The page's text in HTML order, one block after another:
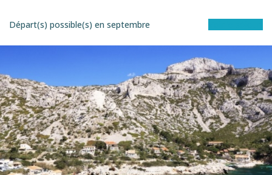
Départ(s) possible(s) en septembre